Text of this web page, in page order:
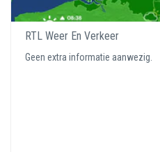
RTL Weer En Verkeer
Geen extra informatie aanwezig.